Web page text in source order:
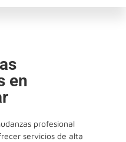
en
profesional
servicios de alta